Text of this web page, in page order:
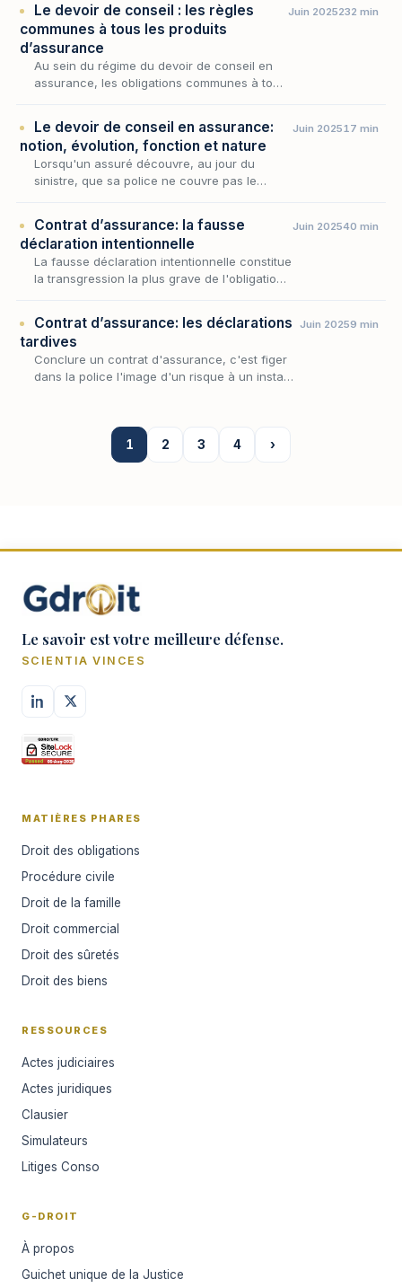
commande l'eff…
Le devoir de conseil : les règles
communes à tous les produits
d’assurance
Au sein du régime du devoir de conseil en
assurance, les obligations communes à tous
la na…
Juin 2025232 min
Le devoir de conseil en assurance:
notion, évolution, fonction et nature
Lorsqu'un assuré découvre, au jour du
sinistre, que sa police ne couvre pas le
est en cau…
Juin 202517 min
Contrat d’assurance: la fausse
déclaration intentionnelle
La fausse déclaration intentionnelle constitue
la transgression la plus grave de l'obligation
Juin 202540 min
Contrat d’assurance: les déclarations
tardives
Conclure un contrat d'assurance, c'est figer
dans la police l'image d'un risque à un instant
Juin 20259 min
1 2 3 4 ›
Le savoir est votre meilleure défense.
SCIENTIA VINCES
MATIÈRES PHARES
Droit des obligations
Procédure civile
Droit de la famille
Droit commercial
Droit des sûretés
Droit des biens
RESSOURCES
Actes judiciaires
Actes juridiques
Clausier
Simulateurs
Litiges Conso
G-DROIT
À propos
Guichet unique de la Justice